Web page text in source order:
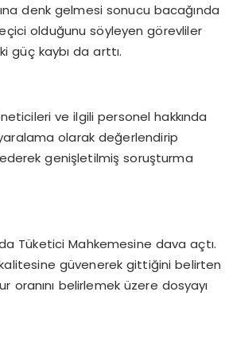
denk gelmesi sonucu bacağında
olduğunu söyleyen görevliler
güç kaybı da arttı.
ve ilgili personel hakkında
yaralama olarak değerlendirip
genişletilmiş soruşturma
Tüketici Mahkemesine dava açtı.
güvenerek gittiğini belirten
belirlemek üzere dosyayı